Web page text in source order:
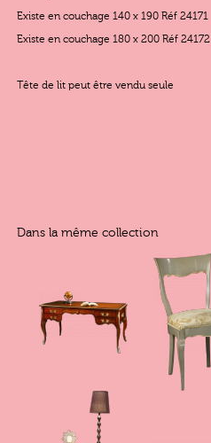
Existe en couchage 140 x 190 Réf 24171
Existe en couchage 180 x 200 Réf 24172
Tête de lit peut être vendu seule
Dans la même collection